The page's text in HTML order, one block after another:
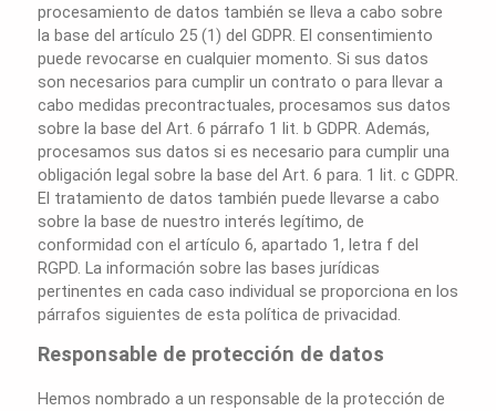
procesamiento de datos también se lleva a cabo sobre
la base del artículo 25 (1) del GDPR. El consentimiento
puede revocarse en cualquier momento. Si sus datos
son necesarios para cumplir un contrato o para llevar a
cabo medidas precontractuales, procesamos sus datos
sobre la base del Art. 6 párrafo 1 lit. b GDPR. Además,
procesamos sus datos si es necesario para cumplir una
obligación legal sobre la base del Art. 6 para. 1 lit. c GDPR.
El tratamiento de datos también puede llevarse a cabo
sobre la base de nuestro interés legítimo, de
conformidad con el artículo 6, apartado 1, letra f del
RGPD. La información sobre las bases jurídicas
pertinentes en cada caso individual se proporciona en los
párrafos siguientes de esta política de privacidad.
Responsable de protección de datos
Hemos nombrado a un responsable de la protección de